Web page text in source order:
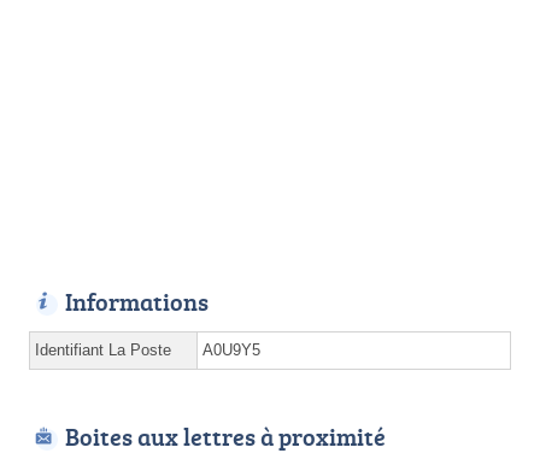
Informations
Identifiant La Poste A0U9Y5
Boites aux lettres à proximité